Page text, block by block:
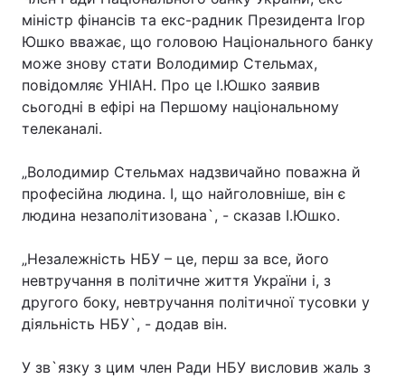
Головна
міністр фінансів та екс-радник Президента Ігор
Юшко вважає, що головою Національного банку
може знову стати Володимир Стельмах,
повідомляє УНІАН. Про це І.Юшко заявив
сьогодні в ефірі на Першому національному
телеканалі.
„Володимир Стельмах надзвичайно поважна й
професійна людина. І, що найголовніше, він є
людина незаполітизована`, - сказав І.Юшко.
„Незалежність НБУ – це, перш за все, його
невтручання в політичне життя України і, з
другого боку, невтручання політичної тусовки у
діяльність НБУ`, - додав він.
У зв`язку з цим член Ради НБУ висловив жаль з